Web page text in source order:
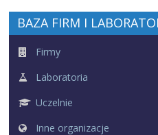
BAZA FIRM I
Firmy
Laboratoria
Uczelnie
Inne organizacje